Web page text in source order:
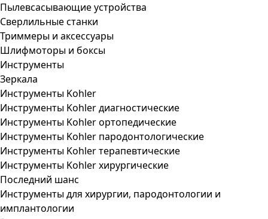
Пылевсасывающие устройства
Сверлильные станки
Триммеры и аксессуары
Шлифмоторы и боксы
Инструменты
Зеркала
Инструменты Kohler
Инструменты Kohler диагностические
Инструменты Kohler ортопедические
Инструменты Kohler пародонтологические
Инструменты Kohler терапевтические
Инструменты Kohler хирургические
Последний шанс
Инструменты для хирургии, пародонтологии и
имплантологии